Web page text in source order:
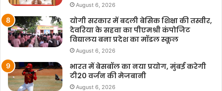
August 6, 2026
योगी सरकार में बदली बेसिक शिक्षा की तस्वीर,
देवरिया के सहवा का पीएमश्री कंपोजिट
विद्यालय बना प्रदेश का मॉडल स्कूल
August 6, 2026
भारत में बेसबॉल का नया प्रयोग, मुंबई करेगी
टी20 वर्जन की मेजबानी
August 6, 2026